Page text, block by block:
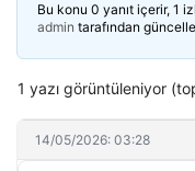
Bu konu 0 yanıt içerir, 1
admin tarafından
1 yazı görüntüleniyor
14/05/2026: 03:28